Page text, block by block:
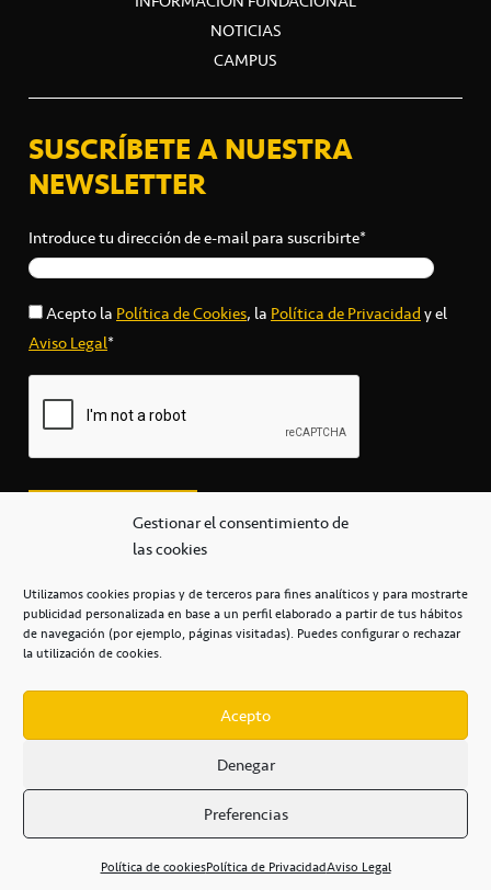
Gestionar el consentimiento de
las cookies
Utilizamos cookies propias y de terceros para fines analíticos y para mostrarte
publicidad personalizada en base a un perfil elaborado a partir de tus hábitos
de navegación (por ejemplo, páginas visitadas). Puedes configurar o rechazar
la utilización de cookies.
Acepto
Denegar
Preferencias
Política de cookiesPolítica de PrivacidadAviso Legal
NOTICIAS
CAMPUS
SUSCRÍBETE A NUESTRA
NEWSLETTER
Introduce tu dirección de e-mail para suscribirte*
Acepto laPolítica de Cookies, laPolítica de Privacidady el
Aviso Legal*
secretaria@cbcanarias.es
+34 922 253 684
Casa del Deporte / 38108 – La Laguna
POLÍTICA DE PRIVACIDAD / POLÍTICA DE COOKIES /
AVISO LEGAL / CONDICIONES